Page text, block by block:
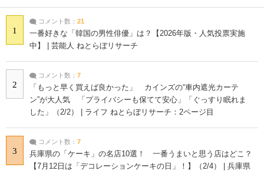
1
コメント数： 21
一番好きな「韓国の男性俳優」は？【2026年版・人気投票実施
中】 | 芸能人 ねとらぼリサーチ
2
コメント数： 7
「もっと早く買えば良かった」 カインズの“車内遮光カーテ
ン”が大人気 「プライバシーも保てて安心」「ぐっすり眠れま
した」（2/2） | ライフ ねとらぼリサーチ：2ページ目
3
コメント数： 7
兵庫県の「ケーキ」の名店10選！ 一番うまいと思う店はどこ？
【7月12日は「デコレーションケーキの日」！】（2/4） | 兵庫県